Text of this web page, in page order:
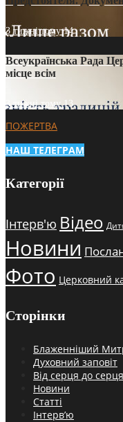
3 тижні тому14
Всеукраїнська Рада
місце всім
3 тижні тому13
ПОЖЕРТВА
НАШ ТЕЛЕГРАМ
Категорії
Інтерв'ю Відео
Новини
Фото Церковний
Сторінки
Блаженніший
Духовний заповіт
Від серця до серця
Новини
Статті
Інтерв’ю